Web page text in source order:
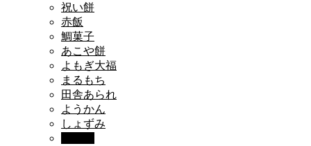
祝い餅
赤飯
鯛菓子
あこや餅
よもぎ大福
まるもち
田舎あられ
ようかん
しょずみ